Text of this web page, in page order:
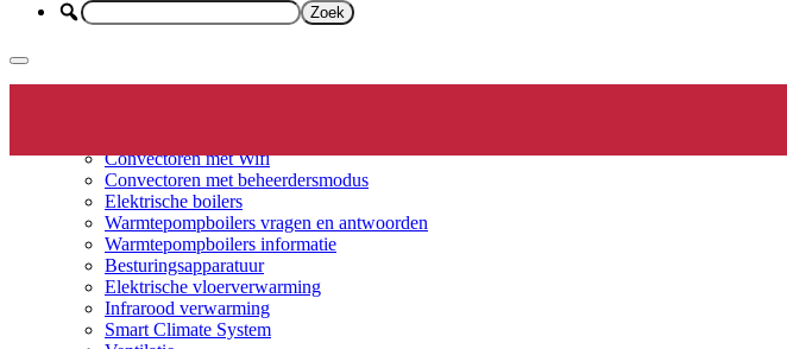
Convectoren met Wifi
Convectoren met beheerdersmodus
Elektrische boilers
Warmtepompboilers vragen en antwoorden
Warmtepompboilers informatie
Besturingsapparatuur
Elektrische vloerverwarming
Infrarood verwarming
Smart Climate System